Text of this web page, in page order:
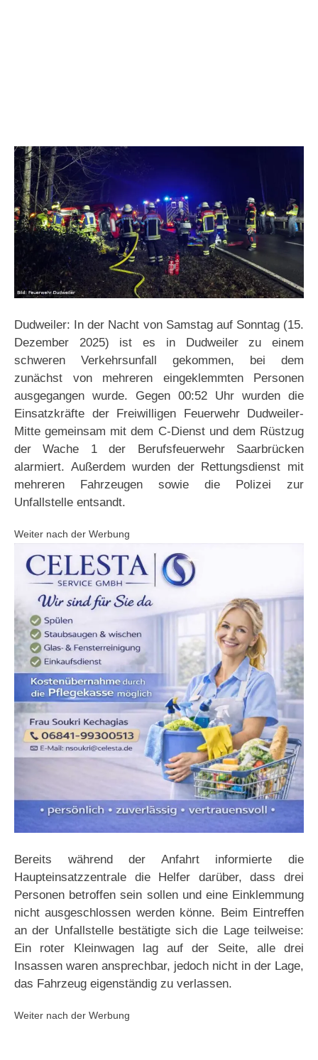
Dudweiler: In der Nacht von Samstag auf Sonntag (15.
Dezember 2025) ist es in Dudweiler zu einem
schweren Verkehrsunfall gekommen, bei dem
zunächst von mehreren eingeklemmten Personen
ausgegangen wurde. Gegen 00:52 Uhr wurden die
Einsatzkräfte der Freiwilligen Feuerwehr Dudweiler-
Mitte gemeinsam mit dem C-Dienst und dem Rüstzug
der Wache 1 der Berufsfeuerwehr Saarbrücken
alarmiert. Außerdem wurden der Rettungsdienst mit
mehreren Fahrzeugen sowie die Polizei zur
Unfallstelle entsandt.
Weiter nach der Werbung
Bereits während der Anfahrt informierte die
Haupteinsatzzentrale die Helfer darüber, dass drei
Personen betroffen sein sollen und eine Einklemmung
nicht ausgeschlossen werden könne. Beim Eintreffen
an der Unfallstelle bestätigte sich die Lage teilweise:
Ein roter Kleinwagen lag auf der Seite, alle drei
Insassen waren ansprechbar, jedoch nicht in der Lage,
das Fahrzeug eigenständig zu verlassen.
Weiter nach der Werbung